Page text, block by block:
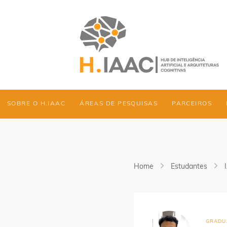
SOBRE O H.IAAC ÁREAS DE PESQUISAS PARCEIROS
Home Estudantes